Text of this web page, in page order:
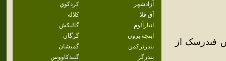
آزادشهر
كردكوي
آق قلا
كلاله
انبارآلوم
گاليكش
اينچه برون
گرگان
بندرتركمن
گميشان
بندرگز
گنبدكاووس
فندرسک از